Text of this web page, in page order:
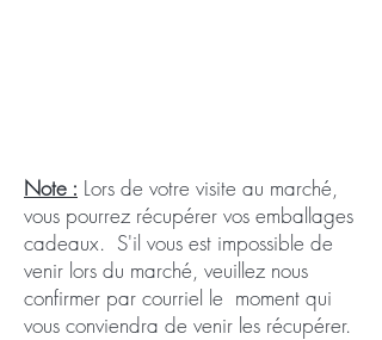
Note : Lors de votre visite au marché,
vous pourrez récupérer vos emballages
cadeaux. S'il vous est impossible de
venir lors du marché, veuillez nous
confirmer par courriel le moment qui
vous conviendra de venir les récupérer.